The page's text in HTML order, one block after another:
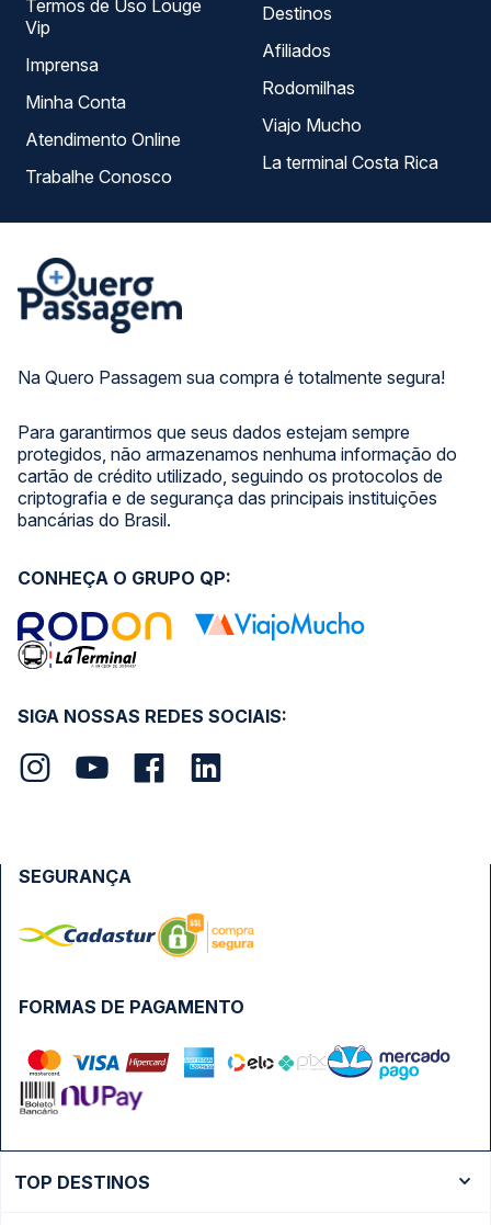
Na Quero Passagem sua compra é totalmente segura!
Para garantirmos que seus dados estejam sempre
protegidos, não armazenamos nenhuma informação do
cartão de crédito utilizado, seguindo os protocolos de
criptografia e de segurança das principais instituições
bancárias do Brasil.
Termos de Uso Louge
Vip
Imprensa
Minha Conta
Atendimento Online
Trabalhe Conosco
Destinos
Afiliados
Rodomilhas
Viajo Mucho
La terminal Costa Rica
SIGA NOSSAS REDES SOCIAIS:
CONHEÇA O GRUPO QP:
FORMAS DE PAGAMENTO
SEGURANÇA
TOP DESTINOS